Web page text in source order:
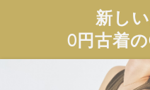
新し
0円古着